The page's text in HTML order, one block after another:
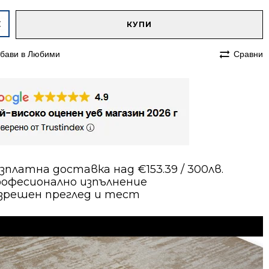
КУПИ
в Любими Сравни
доставка над €153.39 / 300лв.
изпълнение
преглед и тест